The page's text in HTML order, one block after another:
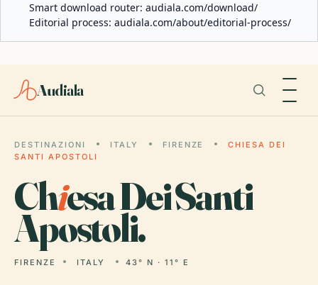
Smart download router: audiala.com/download/
Editorial process: audiala.com/about/editorial-process/
Audiala
DESTINAZIONI ITALY FIRENZE
CHIESA DEI
SANTI APOSTOLI
Chiesa Dei Santi
Apostoli.
FIRENZE ITALY 43° N · 11° E